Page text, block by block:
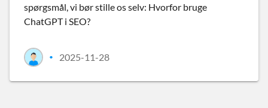
spørgsmål, vi bør stille os selv: Hvorfor bruge
ChatGPT i SEO?
• 2025-11-28